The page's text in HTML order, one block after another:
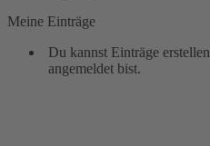
Meine Einträge
Du kannst Einträge
angemeldet bist.